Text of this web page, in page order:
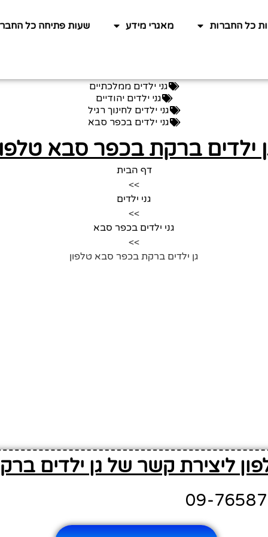
כל החברות מאגרי מידע שעות פתיחה כל
גני ילדים ממלכתיים
גני ילדים יהודיים
גני ילדים לחינוך רגיל
גני ילדים בכפר סבא
ילדים ברקת בכפר סבא
דף הבית
>>
גני ילדים
>>
גני ילדים בכפר סבא
>>
גן ילדים ברקת בכפר סבא טלפון
ליצירת קשר של גן ילדים